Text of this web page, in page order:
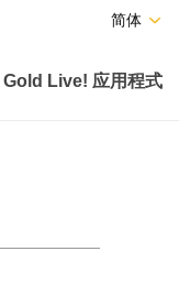
简体
Gold Live! 应用程式